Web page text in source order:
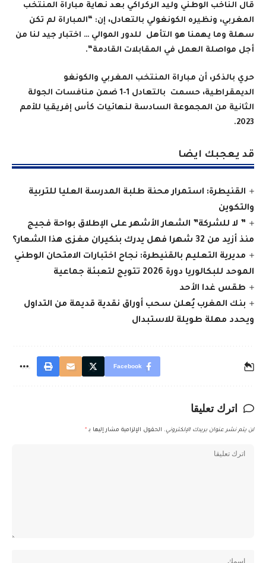
قال الناخب الوطني وليد الركراكي بعد نهاية مباراة المنتخب
المغربي، ونظيره الكونغولي بالتعادل، إن: “المباراة لم تكن
سهلة وما يهمنا هو التأهل للدور الموالي … اختبار جيد لنا من
أجل مواصلة العمل في المقابلات القادمة“
.
حري بالذكر، أن مباراة المنتخب المغربي والكونغو
الديمقراطية، حسمت بالتعادل 1-1 ضمن منافسات الجولة
الثانية من المجموعة السادسة لنهائيات كأس إفريقيا للأمم
2023.
قد يعجبك ايضا
القنيطرة: استمرار محنة طلبة المدرسة العليا للتربية
والتكوين
” لا للشركة” الشعار الأشهر على الإطلاق بواحة فجيج
منذ أزيد من 32 شهرا فهل يدرك بنكيران مغزى هذا الشعار؟
مديرية التعليم بالقنيطرة: نجاح اختبارات الامتحان الوطني
الموحد للبكالوريا دورة 2026 تتويج لتعبئة جماعية
طقس غدا الأحد
بنك المغرب يُعلن سحب أوراق نقدية قديمة من التداول
ويحدد مهلة طويلة للاستبدال
Facebook
اترك تعليقا
لن يتم نشر عنوان بريدك الإلكتروني. الحقول الإلزامية مشار إليها بـ *